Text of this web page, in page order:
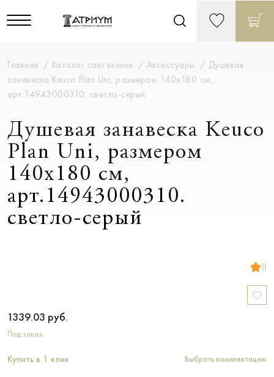
Главная Каталог сантехники Аксессуары
Душевая
занавеска Keuco Plan Uni, размером 140х180 см,
арт.14943000310. светло-серый
Душевая занавеска Keuco
Plan Uni, размером
140х180 см,
арт.14943000310.
светло-серый
()
1339.03 руб.
Под заказ
Купить в 1 клик Выбрать комплектацию